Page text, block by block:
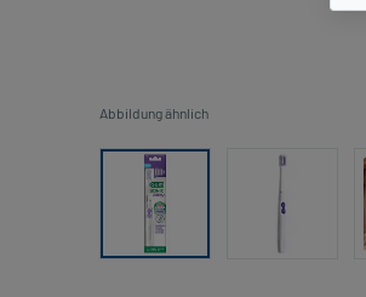
Abbildung ähnlich